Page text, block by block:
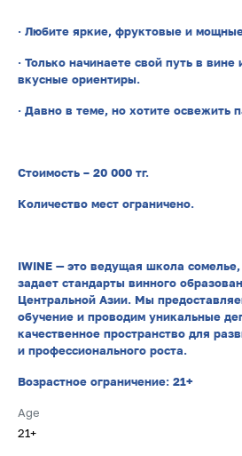
· Любите яркие, фруктовые и
· Только начинаете свой путь в
вкусные ориентиры.
· Давно в теме, но хотите освежить
Стоимость – 20 000 тг.
Количество мест ограничено.
IWINE — это ведущая школа сомелье,
задает стандарты винного
Центральной Азии. Мы
обучение и проводим уникальные
качественное пространство для
и профессионального роста.
Возрастное ограничение: 21+
Age
21+